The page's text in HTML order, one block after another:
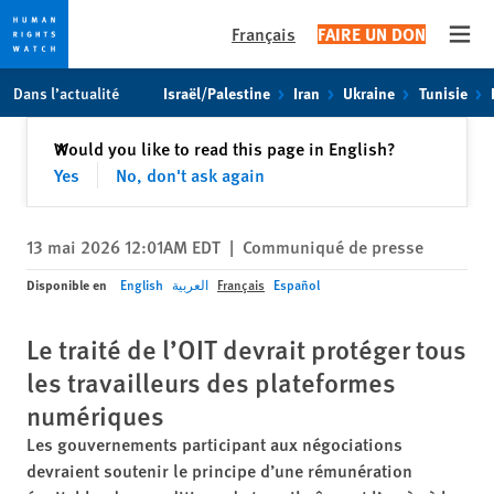
toto
content
Français FAIRE UN DON
Dans l’actualité Israël/Palestine Iran Ukraine Tunisie
Would you like to read this page in English?
Yes
No, don't ask again
✕Fermer
13 mai 2026 12:01AM EDT | Communiqué de presse
Disponible en English العربية Français Español
Le traité de l’OIT devrait protéger tous
les travailleurs des plateformes
numériques
Les gouvernements participant aux négociations
devraient soutenir le principe d’une rémunération